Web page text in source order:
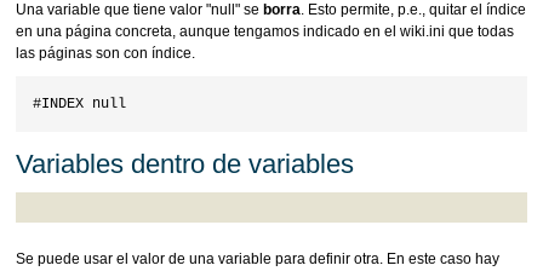
Una variable que tiene valor "null" se borra. Esto permite, p.e., quitar el índice
en una página concreta, aunque tengamos indicado en el wiki.ini que todas
las páginas son con índice.
Variables dentro de variables
Se puede usar el valor de una variable para definir otra. En este caso hay